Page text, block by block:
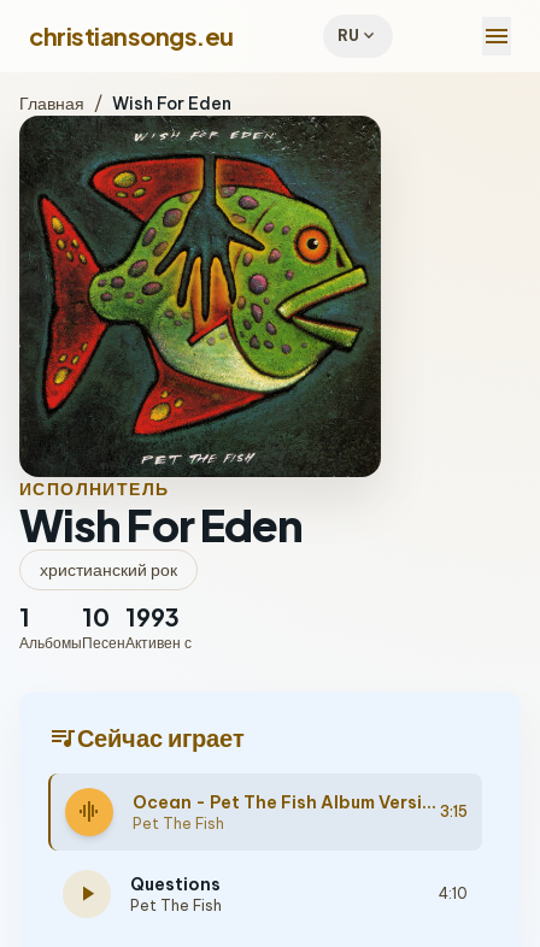
christiansongs.eu RU expand_more menu
Главная / Wish For Eden
ИСПОЛНИТЕЛЬ
Wish For Eden
христианский рок
1
Альбомы
10
Песен
1993
Активен с
queue_musicСейчас играет
graphic_eq Ocean - Pet The Fish Album Version
Pet The Fish
3:15
play_arrow Questions
Pet The Fish
4:10